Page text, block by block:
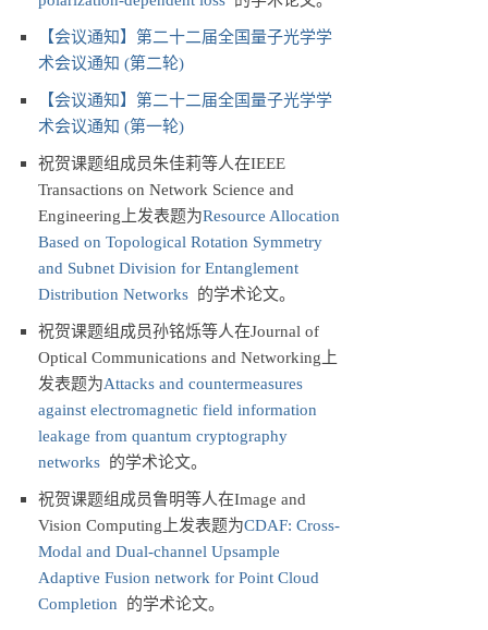
【会议通知】第二十二届全国量子光学学
术会议通知 (第二轮)
【会议通知】第二十二届全国量子光学学
术会议通知 (第一轮)
祝贺课题组成员朱佳莉等人在IEEE
Transactions on Network Science and
Engineering上发表题为Resource Allocation
Based on Topological Rotation Symmetry
and Subnet Division for Entanglement
Distribution Networks 的学术论文。
祝贺课题组成员孙铭烁等人在Journal of
Optical Communications and Networking上
发表题为Attacks and countermeasures
against electromagnetic field information
leakage from quantum cryptography
networks 的学术论文。
祝贺课题组成员鲁明等人在Image and
Vision Computing上发表题为CDAF: Cross-
Modal and Dual-channel Upsample
Adaptive Fusion network for Point Cloud
Completion 的学术论文。